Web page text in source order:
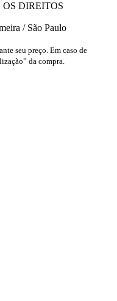
OS DIREITOS
/ São Paulo
seu preço. Em caso de
da compra.